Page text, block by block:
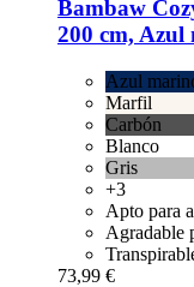
Bambaw
200 cm, Azul
Azul
Marfil
Carbón
Blanco
Gris
+3
Apto para
Agradable
73,99 €